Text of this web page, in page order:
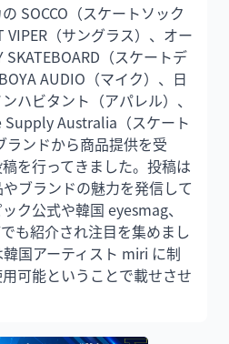
SOCCO（スケートソック
（サングラス）、オー
SKATEBOARD（スケートデ
AUDIO（マイク）、日
ハビタント（アパレル）、
Supply Australia（スケート
ランドから商品提供を受
を行ってきました。投稿は
ブランドの魅力を発信して
ク公式や韓国 eyesmag、
も紹介され注目を集めまし
国アーティスト miri に制
可能ということで載せさせ